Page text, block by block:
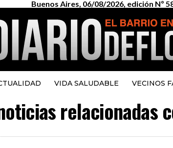
Buenos Aires, 06/08/2026, edición Nº
VIDA SALUDABLE VECINOS
relacionadas